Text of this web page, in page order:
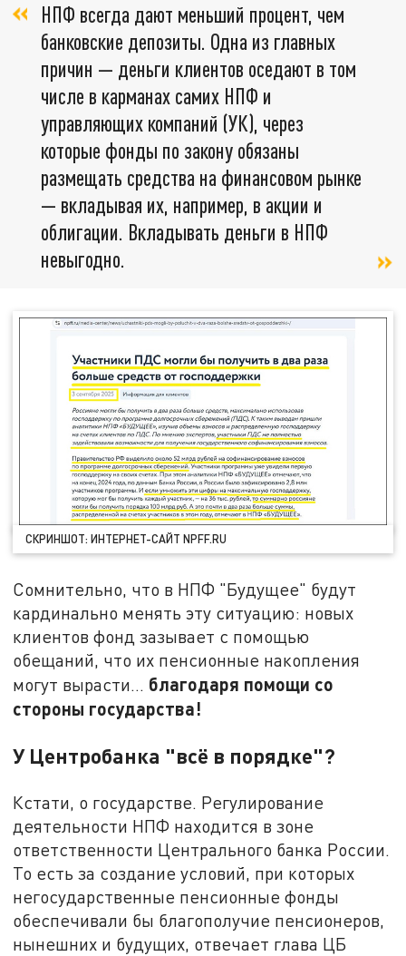
НПФ всегда дают меньший процент, чем
банковские депозиты. Одна из главных
причин — деньги клиентов оседают в том
числе в карманах самих НПФ и
управляющих компаний (УК), через
которые фонды по закону обязаны
размещать средства на финансовом рынке
— вкладывая их, например, в акции и
облигации. Вкладывать деньги в НПФ
невыгодно.
СКРИНШОТ: ИНТЕРНЕТ-САЙТ NPFF.RU
Сомнительно, что в НПФ "Будущее" будут
кардинально менять эту ситуацию: новых
клиентов фонд зазывает с помощью
обещаний, что их пенсионные накопления
могут вырасти… благодаря помощи со
стороны государства!
У Центробанка "всё в порядке"?
Кстати, о государстве. Регулирование
деятельности НПФ находится в зоне
ответственности Центрального банка России.
То есть за создание условий, при которых
негосударственные пенсионные фонды
обеспечивали бы благополучие пенсионеров,
нынешних и будущих, отвечает глава ЦБ